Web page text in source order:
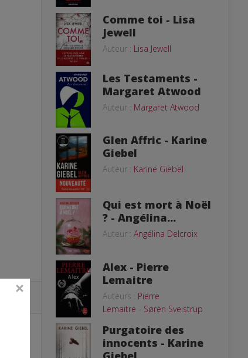
Comme toi - Lisa
Jewell
Auteur : Lisa Jewell
Les Testaments -
Margaret Atwood
Auteur : Margaret Atwood
Glen Affric - Karine
Giebel
Auteur : Karine Giebel
Qui est mort à Noël
? - Angélina...
Auteur : Angélina Delcroix
Alex - Pierre
Lemaitre
Auteurs : Pierre
Lemaitre - Søren Sveistrup
Purgatoire des
innocents - Karine